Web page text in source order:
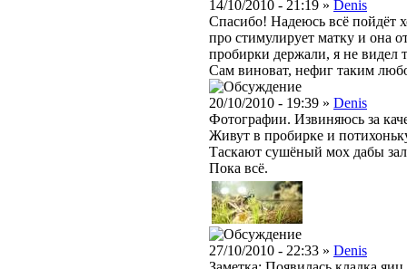
14/10/2010 - 21:19 » Denis
Спасибо! Надеюсь всё пойдёт
про стимулирует матку и она
пробирки держали, я не видел
Сам виноват, нефиг таким
20/10/2010 - 19:39 » Denis
Фотографии. Извиняюсь за
Живут в пробирке и
Таскают сушёный мох дабы
Пока всё.
27/10/2010 - 22:33 » Denis